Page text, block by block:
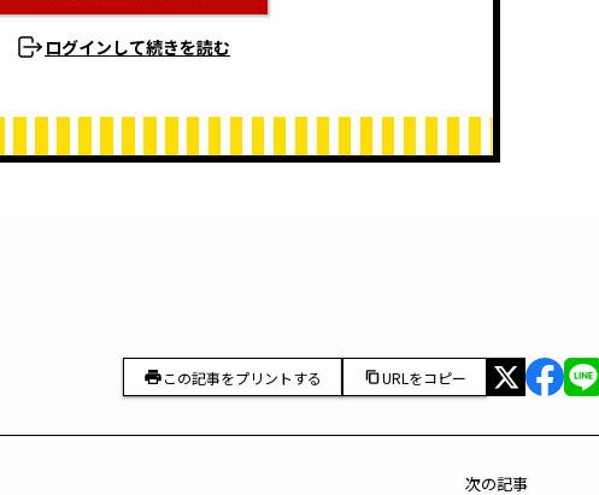
したものと言えます。
ログインして続きを読む
この記事をプリントする URLをコピー
次の記事